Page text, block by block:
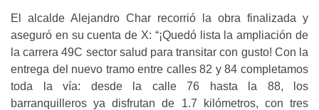
El alcalde Alejandro Char recorrió la obra finalizada y
aseguró en su cuenta de X: “¡Quedó lista la ampliación de
la carrera 49C sector salud para transitar con gusto! Con la
entrega del nuevo tramo entre calles 82 y 84 completamos
toda la vía: desde la calle 76 hasta la 88, los
barranquilleros ya disfrutan de 1.7 kilómetros, con tres